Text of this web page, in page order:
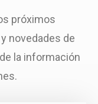
próximos
novedades de
la información